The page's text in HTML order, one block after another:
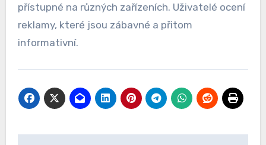
přístupné na různých zařízeních. Uživatelé ocení
reklamy, které jsou zábavné a přitom
informativní.